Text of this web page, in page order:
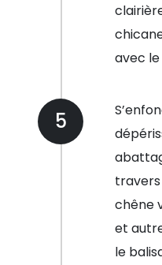
avec le
5
chêne
et
le